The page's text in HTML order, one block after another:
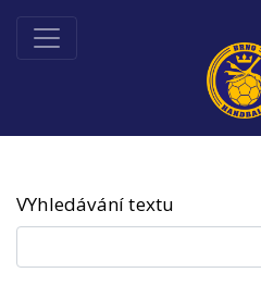
VYhledávání textu